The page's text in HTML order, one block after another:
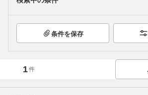
条件を保存
1件